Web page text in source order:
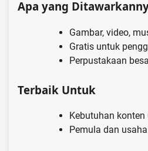
Apa yang
Gambar, video,
Gratis untuk
Perpustakaan
Terbaik Untuk
Kebutuhan
Pemula dan usaha